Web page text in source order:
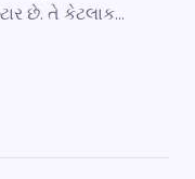
છે. તે કેટલાક…